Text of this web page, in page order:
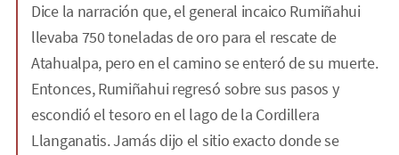
Dice la narración que, el general incaico Rumiñahui
llevaba 750 toneladas de oro para el rescate de
Atahualpa, pero en el camino se enteró de su muerte.
Entonces, Rumiñahui regresó sobre sus pasos y
escondió el tesoro en el lago de la Cordillera
Llanganatis. Jamás dijo el sitio exacto donde se